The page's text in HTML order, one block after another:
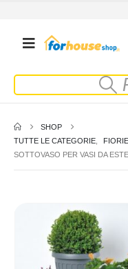
SHOP
TUTTE LE CATEGORIE
SOTTOVASO PER VASI DA